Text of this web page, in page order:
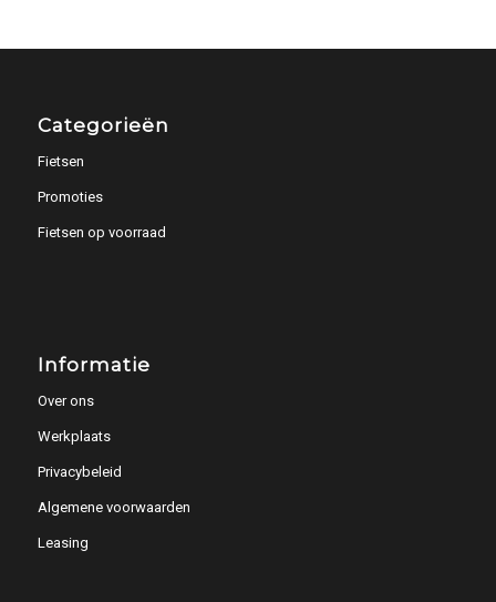
Categorieën
Fietsen
Promoties
Fietsen op voorraad
Informatie
Over ons
Werkplaats
Privacybeleid
Algemene voorwaarden
Leasing